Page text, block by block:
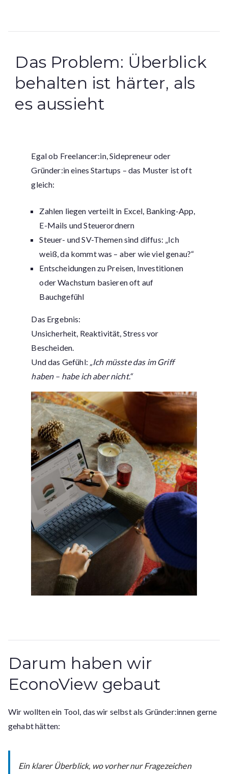
Das Problem: Überblick
behalten ist härter, als
es aussieht
Egal ob Freelancer:in, Sidepreneur oder
Gründer:in eines Startups – das Muster ist oft
gleich:
Zahlen liegen verteilt in Excel, Banking-App,
E-Mails und Steuerordnern
Steuer- und SV-Themen sind diffus: „Ich
weiß, da kommt was – aber wie viel genau?“
Entscheidungen zu Preisen, Investitionen
oder Wachstum basieren oft auf
Bauchgefühl
Das Ergebnis:
Unsicherheit, Reaktivität, Stress vor
Bescheiden.
Und das Gefühl: „Ich müsste das im Griff
haben – habe ich aber nicht.“
Darum haben wir
EconoView gebaut
Wir wollten ein Tool, das wir selbst als Gründer:innen gerne
gehabt hätten:
Ein klarer Überblick, wo vorher nur Fragezeichen